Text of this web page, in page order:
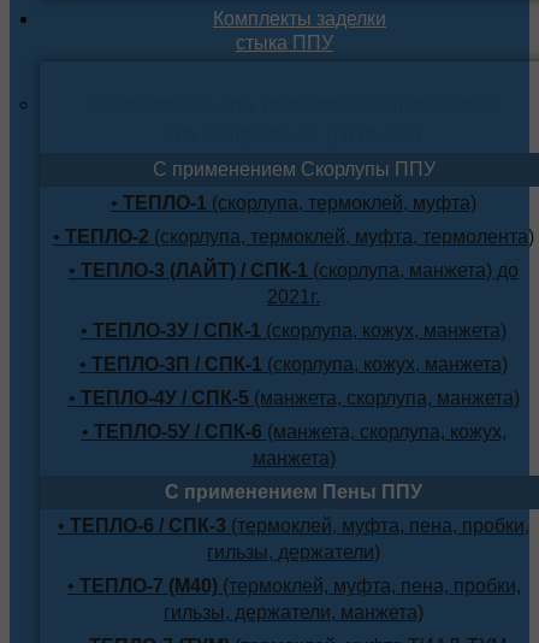
Комплекты заделки
стыка ППУ
С применением Скорлупы ППУ
• ТЕПЛО-1 (скорлупа, термоклей, муфта)
• ТЕПЛО-2 (скорлупа, термоклей, муфта, термолента)
• ТЕПЛО-3 (ЛАЙТ) / СПК-1 (скорлупа, манжета) до
2021г.
• ТЕПЛО-3У / СПК-1 (скорлупа, кожух, манжета)
• ТЕПЛО-3П / СПК-1 (скорлупа, кожух, манжета)
• ТЕПЛО-4У / СПК-5 (манжета, скорлупа, манжета)
• ТЕПЛО-5У / СПК-6 (манжета, скорлупа, кожух,
манжета)
С применением Пены ППУ
• ТЕПЛО-6 / СПК-3 (термоклей, муфта, пена, пробки,
гильзы, держатели)
• ТЕПЛО-7 (М40)(термоклей, муфта, пена, пробки,
гильзы, держатели, манжета)